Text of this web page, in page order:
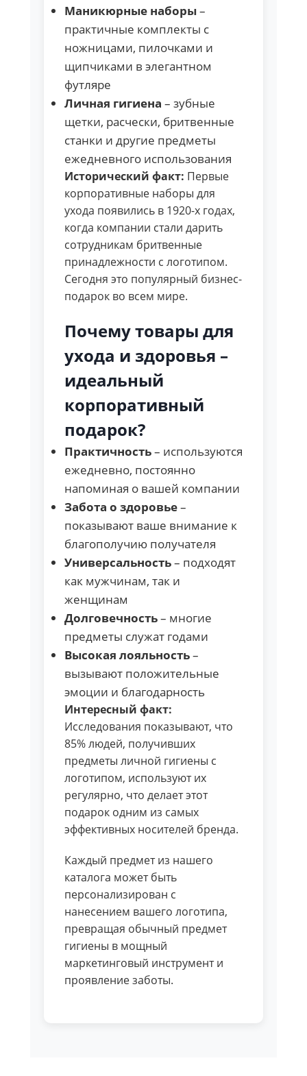
Маникюрные наборы–
практичные комплекты с
ножницами, пилочками и
щипчиками в элегантном
футляре
Личная гигиена – зубные
щетки, расчески, бритвенные
станки и другие предметы
ежедневного использования
Исторический факт: Первые
корпоративные наборы для
ухода появились в 1920-х годах,
когда компании стали дарить
сотрудникам бритвенные
принадлежности с логотипом.
Сегодня это популярный бизнес-
подарок во всем мире.
Почему товары для
ухода и здоровья –
идеальный
корпоративный
подарок?
Практичность– используются
ежедневно, постоянно
напоминая о вашей компании
Забота о здоровье–
показывают ваше внимание к
благополучию получателя
Универсальность– подходят
как мужчинам, так и
женщинам
Долговечность– многие
предметы служат годами
Высокая лояльность–
вызывают положительные
эмоции и благодарность
Интересный факт:
Исследования показывают, что
85% людей, получивших
предметы личной гигиены с
логотипом, используют их
регулярно, что делает этот
подарок одним из самых
эффективных носителей бренда.
Каждый предмет из нашего
каталога может быть
персонализирован с
нанесением вашего логотипа,
превращая обычный предмет
гигиены в мощный
маркетинговый инструмент и
проявление заботы.